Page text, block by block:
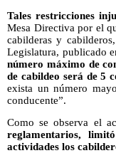
Tales restricciones
Mesa Directiva por el
cabilderas y
Legislatura, publicado
número máximo de
de cabildeo será de 5
exista un número
conducente”.
Como se observa el
reglamentarios,
actividades los